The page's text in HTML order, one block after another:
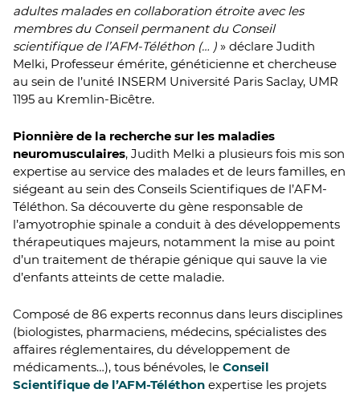
adultes malades en collaboration étroite avec les
membres du Conseil permanent du Conseil
scientifique de l’AFM-Téléthon (… ) » déclare Judith
Melki, Professeur émérite, généticienne et chercheuse
au sein de l’unité INSERM Université Paris Saclay, UMR
1195 au Kremlin-Bicêtre.
Pionnière de la recherche sur les maladies
neuromusculaires, Judith Melki a plusieurs fois mis son
expertise au service des malades et de leurs familles, en
siégeant au sein des Conseils Scientifiques de l’AFM-
Téléthon. Sa découverte du gène responsable de
l’amyotrophie spinale a conduit à des développements
thérapeutiques majeurs, notamment la mise au point
d’un traitement de thérapie génique qui sauve la vie
d’enfants atteints de cette maladie.
Composé de 86 experts reconnus dans leurs disciplines
(biologistes, pharmaciens, médecins, spécialistes des
affaires réglementaires, du développement de
médicaments…), tous bénévoles, le Conseil
Scientifique de l’AFM-Téléthon expertise les projets